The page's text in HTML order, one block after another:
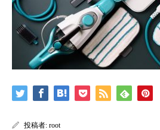
投稿者: root